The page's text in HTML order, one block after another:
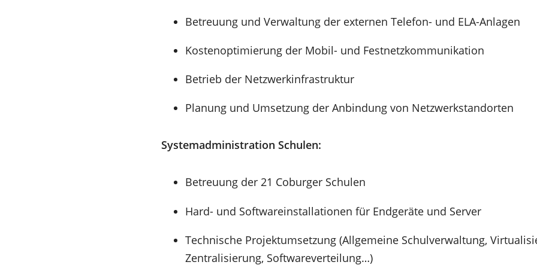
Betreuung und Verwaltung der externen Telefon- und ELA-Anlagen
Kostenoptimierung der Mobil- und Festnetzkommunikation
Betrieb der Netzwerkinfrastruktur
Planung und Umsetzung der Anbindung von Netzwerkstandorten
Systemadministration Schulen:
Betreuung der 21 Coburger Schulen
Hard- und Softwareinstallationen für Endgeräte und Server
Technische Projektumsetzung (Allgemeine Schulverwaltung,
Zentralisierung, Softwareverteilung…)